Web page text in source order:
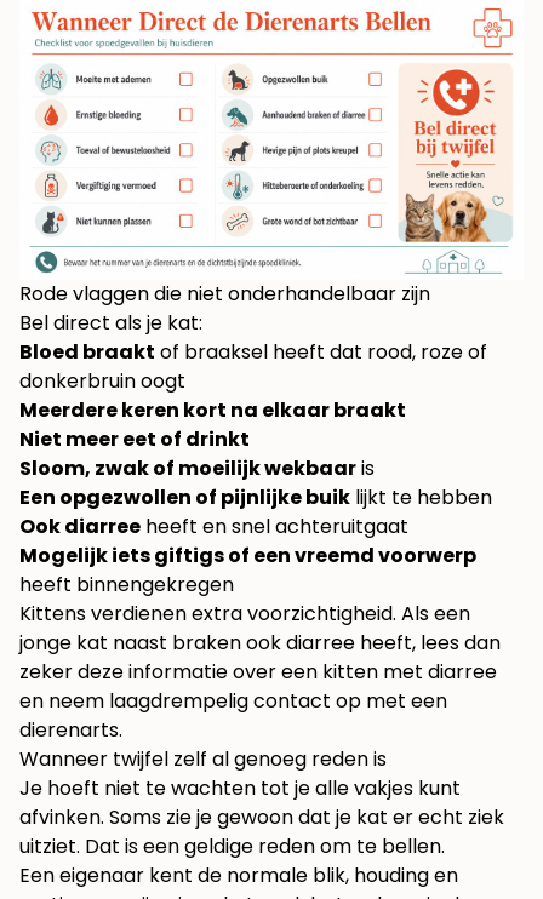
Rode vlaggen die niet onderhandelbaar zijn
Bel direct als je kat:
Bloed braakt of braaksel heeft dat rood, roze of
donkerbruin oogt
Meerdere keren kort na elkaar braakt
Niet meer eet of drinkt
Sloom, zwak of moeilijk wekbaaris
Een opgezwollen of pijnlijke buik lijkt te hebben
Ook diarree heeft en snel achteruitgaat
Mogelijk iets giftigs of een vreemd voorwerp
heeft binnengekregen
Kittens verdienen extra voorzichtigheid. Als een
jonge kat naast braken ook diarree heeft, lees dan
zeker deze informatie overeen kitten met diarree
en neem laagdrempelig contact op met een
dierenarts.
Wanneer twijfel zelf al genoeg reden is
Je hoeft niet te wachten tot je alle vakjes kunt
afvinken. Soms zie je gewoon dat je kat er echt ziek
uitziet. Dat is een geldige reden om te bellen.
Een eigenaar kent de normale blik, houding en